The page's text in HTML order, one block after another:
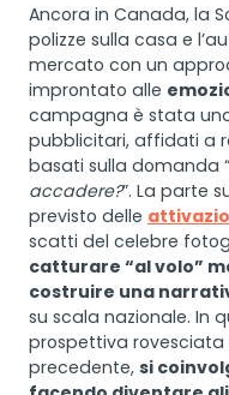
Ancora in Canada, la
polizze sulla casa e
mercato con un
improntato alle
campagna è stata
pubblicitari, affidati a
basati sulla domanda “
accadere?”. La parte
previsto delle
scatti del celebre
catturare “al volo”
costruire una
su scala nazionale. In
prospettiva rovesciata
precedente, si